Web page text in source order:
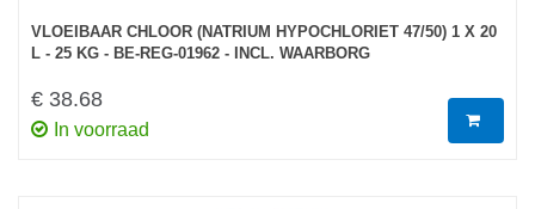
VLOEIBAAR CHLOOR (NATRIUM HYPOCHLORIET 47/50) 1 X 20
L - 25 KG - BE-REG-01962 - INCL. WAARBORG
€ 38.68
In voorraad